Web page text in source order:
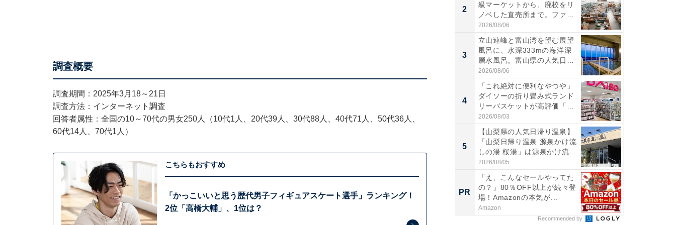
調査概要
調査期間：2025年3月18～21日
調査方法：インターネット調査
回答者属性：全国の10～70代の男女250人（10代1人、20代39人、30代88人、40代71人、50代36人、
60代14人、70代1人）
こちらもおすすめ
「かっこいいと思う歴代男子フィギュアスケート選手」ランキング！
2位「高橋大輔」、1位は？
2
級マーケットから、廃校をリ
ノベした直売所まで。ファ
ー...
2026/08/06
3
立山連峰と富山湾を望む展望
風呂に、水深333mの海洋深
層水風呂。富山県の人気日
帰...
2026/08/06
4
「これ絶対に便利なやつや」
ダイソーの折り畳み式ランド
リーバスケットが高評価「使
わ...
2026/08/03
5
【山梨県の人気日帰り温泉】
「山梨日帰り温泉 源泉かけ流
しの湯 桜湯」は源泉かけ流...
2026/08/05
PR
「え、こんなセールやってた
の？」80％OFF以上が続々登
場！Amazonの本気が...
Amazon
Recommended by